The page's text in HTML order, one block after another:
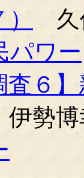
） 久
パワー
査６
勢博